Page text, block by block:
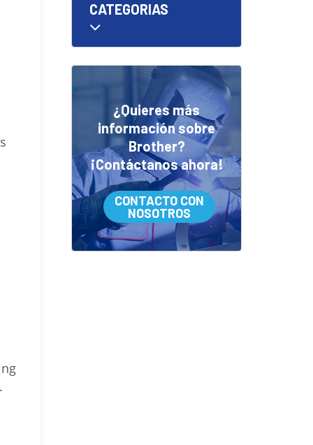
CATEGORIAS
¿Quieres más
información sobre
Brother?
¡Contáctanos ahora!
CONTACTO CON
NOSOTROS